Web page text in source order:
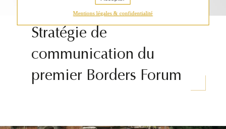
Mentions légales & confidentialité
9 NOVEMBRE 2020
Stratégie de
communication du
premier Borders Forum